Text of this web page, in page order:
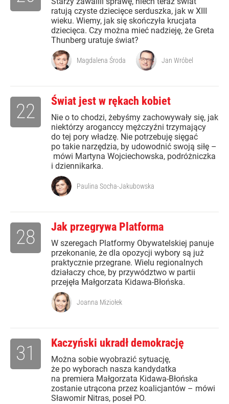
ratują czyste dziecięce serduszka, jak w XIII
wieku. Wiemy, jak się skończyła krucjata
dziecięca. Czy można mieć nadzieję, że Greta
Thunberg uratuje świat?
Magdalena Środa Jan Wróbel
Świat jest w rękach kobiet
Nie o to chodzi, żebyśmy zachowywały się, jak
niektórzy aroganccy mężczyźni trzymający
do tej pory władzę. Nie potrzebuję sięgać
po takie narzędzia, by udowodnić swoją siłę –
mówi Martyna Wojciechowska, podróżniczka
i dziennikarka.
22
Paulina Socha-Jakubowska
Jak przegrywa Platforma
W szeregach Platformy Obywatelskiej panuje
przekonanie, że dla opozycji wybory są już
praktycznie przegrane. Wielu regionalnych
działaczy chce, by przywództwo w partii
przejęła Małgorzata Kidawa-Błońska.
28
Joanna Miziołek
Kaczyński ukradł demokrację
Można sobie wyobrazić sytuację,
że po wyborach nasza kandydatka
na premiera Małgorzata Kidawa-Błońska
zostanie utrącona przez koalicjantów – mówi
Sławomir Nitras, poseł PO.
31